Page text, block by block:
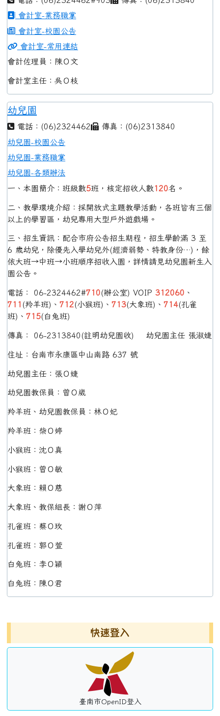
會計室-業務職掌
會計室-校園公告
會計室-常用連結
會計佐理員：陳Ｏ文
會計室主任：吳Ｏ枝
幼兒園
電話：(06)2324462
傳真：(06)2313840
幼兒園-校園公告
幼兒園-業務職掌
幼兒園-各類辦法
一、本園簡介：班級數5班，核定招收人數120名。
二、教學環境介紹：採開放式主題教學活動，各班皆有三個
以上的學習區，幼兒專用大型戶外遊戲場。
三、招生資訊：配合市府公告招生期程，招生學齡滿 3 至
6 歲幼兒，除優先入學幼兒外(經濟弱勢、特教身份…)，餘
依大班→中班→小班順序招收入園，詳情請見幼兒園新生入
園公告。
電話： 06-2324462#710(辦公室) VOIP 312060 、
711 (羚羊班)、 712(小猴班)、 713(大象班)、 714(孔雀
班)、 715(白兔班)
傳真： 06-2313840(註明幼兒園收) 幼兒園主任 張淑婕
住址：台南市永康區中山南路 637 號
幼兒園主任：張Ｏ婕
幼兒園教保員：曾Ｏ崴
羚羊班、幼兒園教保員：林Ｏ妃
羚羊班：柴Ｏ婷
小猴班：沈Ｏ真
小猴班：曾Ｏ敏
大象班：賴Ｏ慈
大象班、教保組長：謝Ｏ萍
孔雀班：蔡Ｏ玫
孔雀班：郭Ｏ萱
白兔班：李Ｏ穎
白兔班：陳Ｏ君
快速登入
臺南市OpenID登入